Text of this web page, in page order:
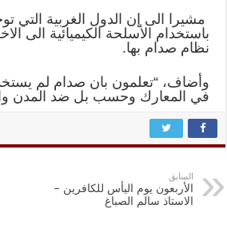
مشيرا الى إن الدول الغربية التي
باستخدام الأسلحة الكيميائية الى
نظام صدام بها.
وأضاف، “تعلمون بان صدام لم
في المعارك وحسب بل ضد المدن
السابق
الأربعون يوم اليأس للكافرين –
الاستاذ سالم الصباغ